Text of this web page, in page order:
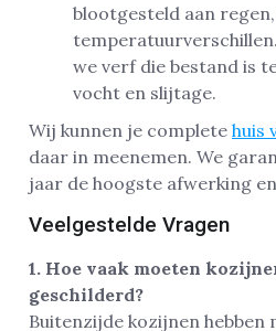
blootgesteld aan
we verf die bestand is
vocht en slijtage.
Wij kunnen je complete huis
daar in meenemen. We
jaar de hoogste afwerking
Veelgestelde Vragen
1. Hoe vaak moeten
geschilderd?
Buitenzijde kozijnen hebben